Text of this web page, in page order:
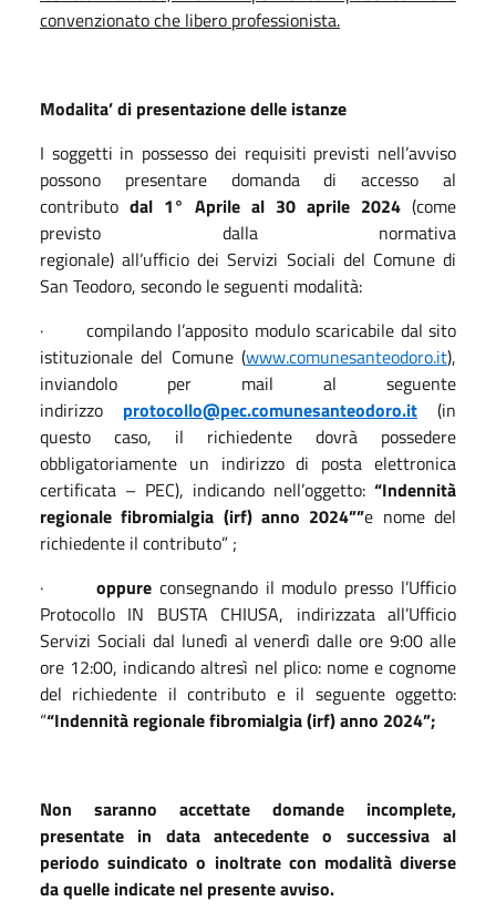
convenzionato che libero professionista.
Modalita’ di presentazione delle istanze
I soggetti in possesso dei requisiti previsti nell’avviso
possono presentare domanda di accesso al
contributo dal 1° Aprile al 30 aprile 2024 (come
previsto dalla normativa
regionale) all’ufficio dei Servizi Sociali del Comune di
San Teodoro, secondo le seguenti modalità:
· compilando l’apposito modulo scaricabile dal sito
istituzionale del Comune (www.comunesanteodoro.it),
inviandolo per mail al seguente
indirizzo protocollo@pec.comunesanteodoro.it (in
questo caso, il richiedente dovrà possedere
obbligatoriamente un indirizzo di posta elettronica
certificata – PEC), indicando nell’oggetto: “Indennità
regionale fibromialgia (irf) anno 2024””e nome del
richiedente il contributo” ;
· oppureconsegnando il modulo presso l’Ufficio
Protocollo IN BUSTA CHIUSA, indirizzata all’Ufficio
Servizi Sociali dal lunedì al venerdì dalle ore 9:00 alle
ore 12:00, indicando altresì nel plico: nome e cognome
del richiedente il contributo e il seguente oggetto:
““Indennità regionale fibromialgia (irf) anno 2024”;
Non saranno accettate domande incomplete,
presentate in data antecedente o successiva al
periodo suindicato o inoltrate con modalità diverse
da quelle indicate nel presente avviso.